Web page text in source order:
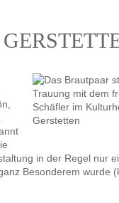
in der Regel nur
Besonderem wurde